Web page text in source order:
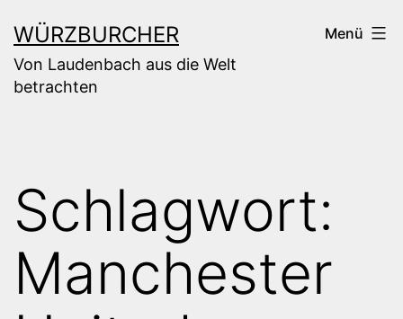
Inhalt
springen
WÜRZBURCHER
Von Laudenbach aus die Welt
betrachten
Menü
Schlagwort:
Manchester